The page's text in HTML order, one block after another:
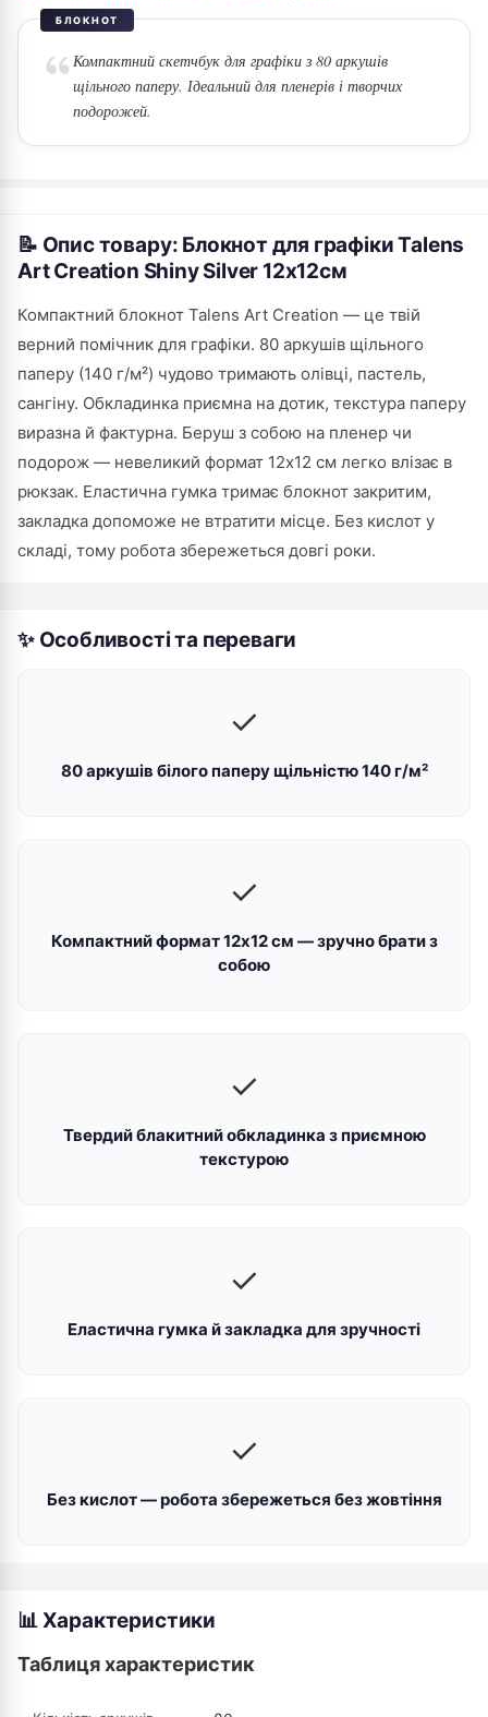
БЛОКНОТ
Компактний скетчбук для графіки з 80 аркушів
щільного паперу. Ідеальний для пленерів і творчих
подорожей.
📝 Опис товару: Блокнот для графіки Talens
Art Creation Shiny Silver 12х12см
Компактний блокнот Talens Art Creation — це твій
верний помічник для графіки. 80 аркушів щільного
паперу (140 г/м²) чудово тримають олівці, пастель,
сангіну. Обкладинка приємна на дотик, текстура паперу
виразна й фактурна. Беруш з собою на пленер чи
подорож — невеликий формат 12х12 см легко влізає в
рюкзак. Еластична гумка тримає блокнот закритим,
закладка допоможе не втратити місце. Без кислот у
складі, тому робота збережеться довгі роки.
✨ Особливості та переваги
✓
80 аркушів білого паперу щільністю 140 г/м²
✓
Компактний формат 12х12 см — зручно брати з
собою
✓
Твердий блакитний обкладинка з приємною
текстурою
✓
Еластична гумка й закладка для зручності
✓
Без кислот — робота збережеться без жовтіння
📊 Характеристики
Таблиця характеристик